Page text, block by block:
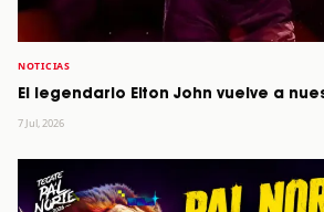
NOTICIAS
El legendario Elton John vuelve a
7 Jul, 2026